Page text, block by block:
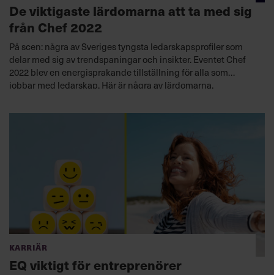
De viktigaste lärdomarna att ta med sig
från Chef 2022
På scen: några av Sveriges tyngsta ledarskapsprofiler som
delar med sig av trendspaningar och insikter. Eventet Chef
2022 blev en energisprakande tillställning för alla som
jobbar med ledarskap. Här är några av lärdomarna.
Karriär
EQ viktigt för entreprenörer